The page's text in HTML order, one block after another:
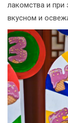
лакомства и при
вкусном и